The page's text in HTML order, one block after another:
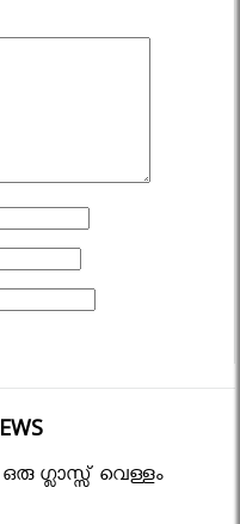
ഗ്ലാസ്സ് വെള്ളം